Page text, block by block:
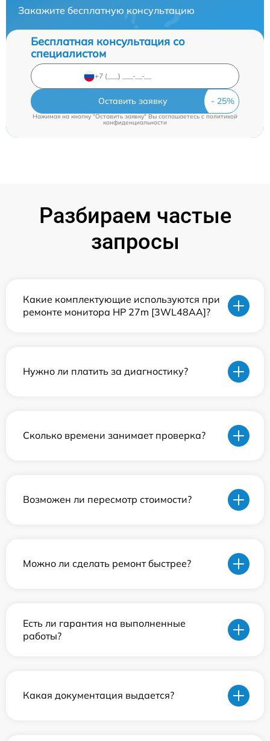
Закажите бесплатную консультацию
Бесплатная консультация со
специалистом
Оставить заявку
Нажимая на кнопку "Оставить заявку" Вы соглашаетесь cполитикой
конфиденциальности
Разбираем частые
запросы
Какие комплектующие используются при
ремонте монитора HP 27m [3WL48AA]?
Нужно ли платить за диагностику?
Сколько времени занимает проверка?
Возможен ли пересмотр стоимости?
Можно ли сделать ремонт быстрее?
Есть ли гарантия на выполненные
работы?
Какая документация выдается?